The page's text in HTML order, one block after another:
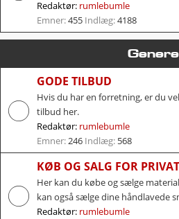
Redaktør: rumlebumle
Emner:455 Indlæg:4188
GODE TILBUD
Hvis du har en forretning, er du
tilbud her.
Redaktør: rumlebumle
Emner:246 Indlæg: 568
KØB OG SALG FOR
Her kan du købe og sælge
kan også sælge dine håndlavede
Redaktør: rumlebumle